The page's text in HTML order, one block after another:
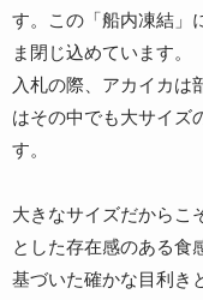
す。この「船内凍結」
ま閉じ込めています。
入札の際、アカイカは
はその中でも大サイズ
す。
大きなサイズだからこ
とした存在感のある食
基づいた確かな目利き